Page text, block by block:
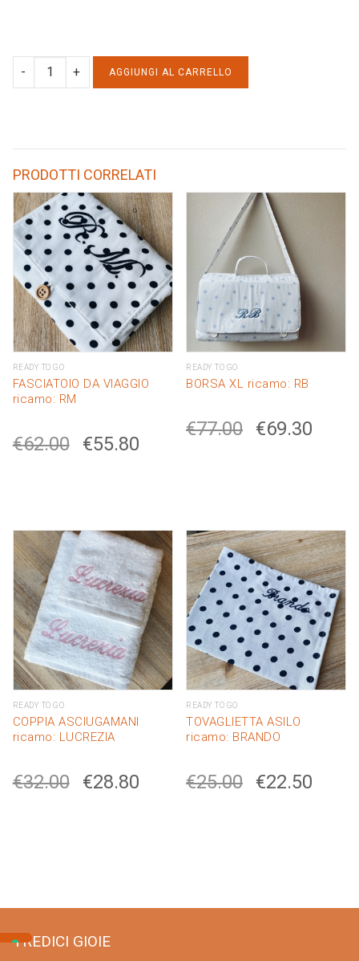
FASCIATOIO
DA
quantity
AGGIUNGI AL CARRELLO
PRODOTTI CORRELATI
READY TO GO
FASCIATOIO DA VIAGGIO
ricamo: RM
€62.00 €55.80
READY TO GO
BORSA XL ricamo: RB
€77.00 €69.30
READY TO GO
COPPIA ASCIUGAMANI
ricamo: LUCREZIA
€32.00 €28.80
READY TO GO
TOVAGLIETTA ASILO
ricamo: BRANDO
€25.00 €22.50
TREDICI GIOIE